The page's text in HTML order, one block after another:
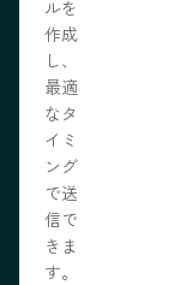
ルを
作成
し、
最適
なタ
イミ
ング
で送
信で
きま
す。